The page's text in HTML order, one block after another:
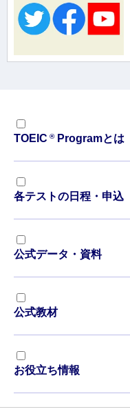
TOEIC ®Programとは
各テストの日程・申込
公式データ・資料
公式教材
お役立ち情報